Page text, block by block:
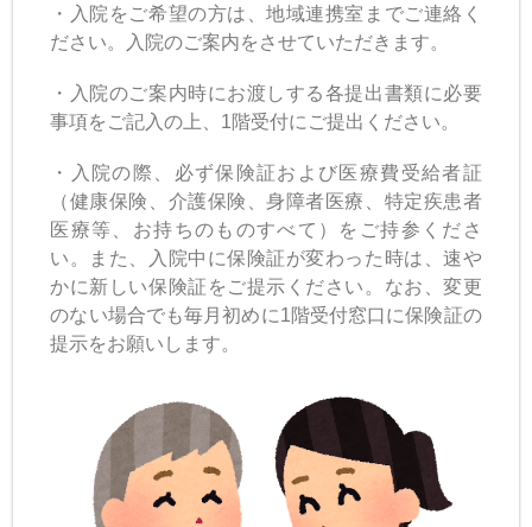
・入院をご希望の方は、地域連携室までご連絡く
ださい。
入院のご案内をさせていただきます。
・入院のご案内時にお渡しする各提出書類に必要
事項をご記入の上、1階受付にご提出ください。
・入院の際、必ず保険証および医療費受給者証
（健康保険、介護保険、身障者医療、特定疾患者
医療等、お持ちのものすべて）をご持参くださ
い。また、入院中に保険証が変わった時は、速や
かに新しい保険証をご提示ください。なお、変更
のない場合でも毎月初めに1階受付窓口に保険証の
提示をお願いします。